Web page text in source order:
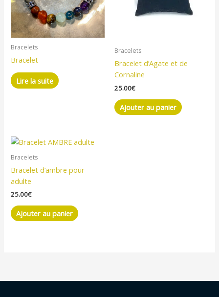
Bracelets
Bracelet
Lire la suite
Bracelets
Bracelet d’Agate et de
Cornaline
25.00€
Ajouter au panier
Bracelets
Bracelet d’ambre pour
adulte
25.00€
Ajouter au panier